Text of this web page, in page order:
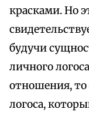
красками. Но
будучи
личного
отношения, то
логоса,